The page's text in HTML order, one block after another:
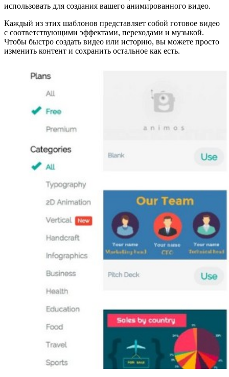
использовать для создания вашего анимированного видео.
Каждый из этих шаблонов представляет собой готовое видео
с соответствующими эффектами, переходами и музыкой.
Чтобы быстро создать видео или историю, вы можете просто
изменить контент и сохранить остальное как есть.